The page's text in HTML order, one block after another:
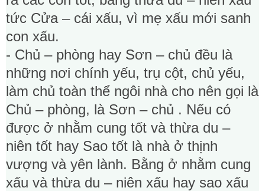
tức Cửa – cái xấu, vì mẹ xấu mới sanh
con xấu.
- Chủ – phòng hay Sơn – chủ đều là
những nơi chính yếu, trụ cột, chủ yếu,
làm chủ toàn thể ngôi nhà cho nên gọi là
Chủ – phòng, là Sơn – chủ . Nếu có
được ở nhằm cung tốt và thừa du –
niên tốt hay Sao tốt là nhà ở thịnh
vượng và yên lành. Bằng ở nhằm cung
xấu và thừa du – niên xấu hay sao xấu